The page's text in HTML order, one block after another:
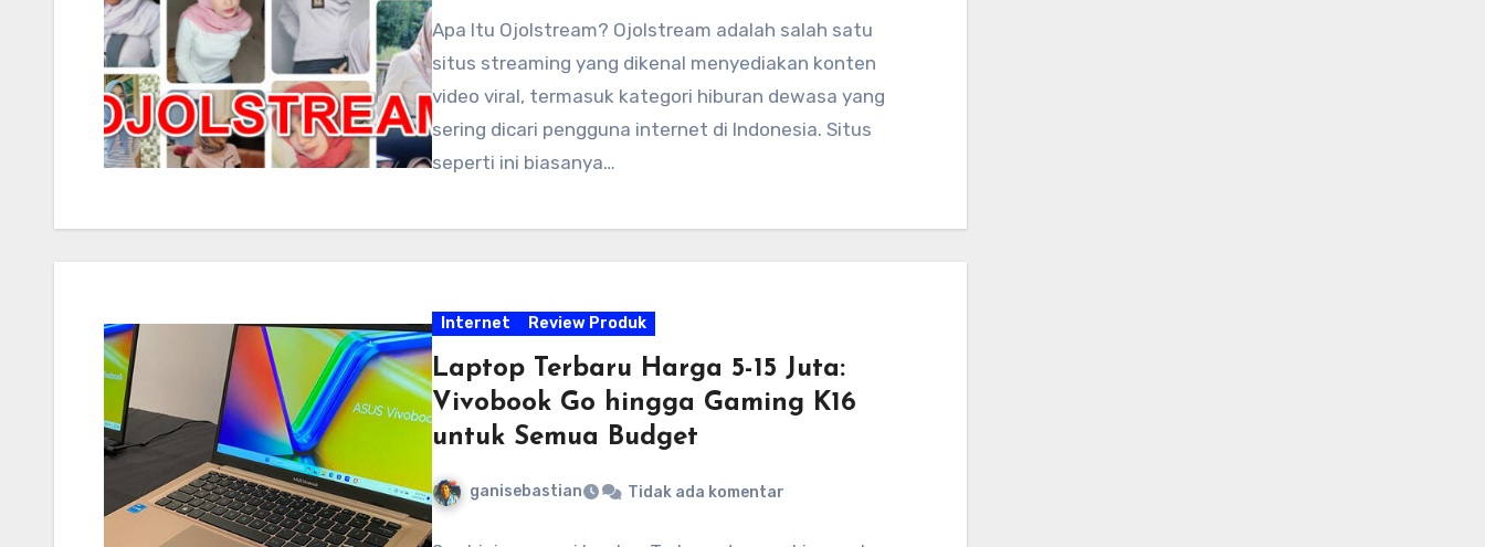
Apa Itu Ojolstream? Ojolstream adalah salah satu
situs streaming yang dikenal menyediakan konten
video viral, termasuk kategori hiburan dewasa yang
sering dicari pengguna internet di Indonesia. Situs
seperti ini biasanya…
Internet Review Produk
Laptop Terbaru Harga 5-15 Juta:
Vivobook Go hingga Gaming K16
untuk Semua Budget
ganisebastian Tidak ada komentar